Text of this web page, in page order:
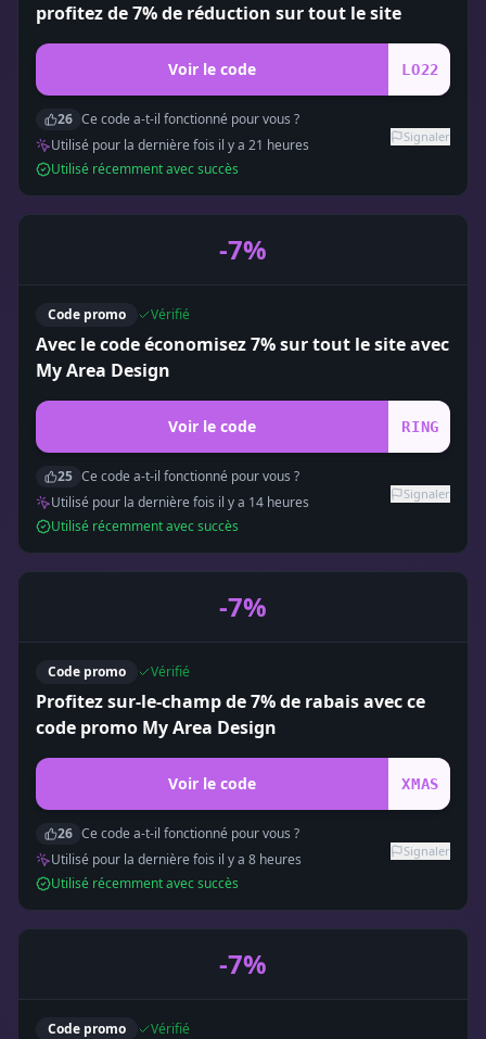
profitez de 7% de réduction sur tout le site
Voir le code LO22
26 Ce code a-t-il fonctionné pour vous ?
Utilisé pour la dernière fois il y a 21 heures
Utilisé récemment avec succès
Signaler
-7%
Code promo Vérifié
Avec le code économisez 7% sur tout le site avec
My Area Design
Voir le code RING
25 Ce code a-t-il fonctionné pour vous ?
Utilisé pour la dernière fois il y a 14 heures
Utilisé récemment avec succès
Signaler
-7%
Code promo Vérifié
Profitez sur-le-champ de 7% de rabais avec ce
code promo My Area Design
Voir le code XMAS
26 Ce code a-t-il fonctionné pour vous ?
Utilisé pour la dernière fois il y a 8 heures
Utilisé récemment avec succès
Signaler
-7%
Code promo Vérifié